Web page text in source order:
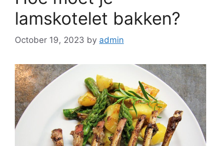
lamskotelet bakken?
October 19, 2023 by admin